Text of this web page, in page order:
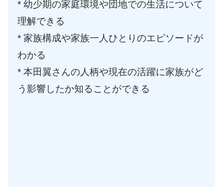
* 幼少期の家庭環境や団地での生活について
理解できる
* 家族構成や家族一人ひとりのエピソードが
わかる
* 本田翼さんの人柄や現在の活躍に家族がど
う影響したか知ることができる